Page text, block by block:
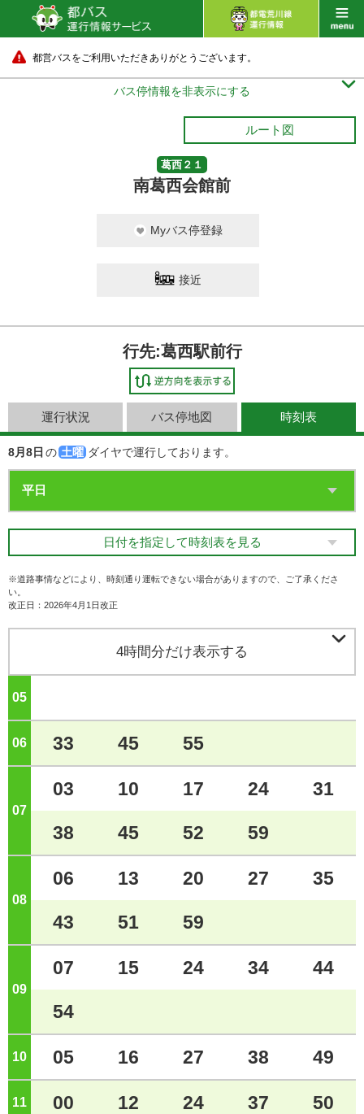
都営バスをご利用いただきありがとうございます。
バス停情報を非表示にする 
ルート図
葛西２１
南葛西会館前
Myバス停登録
接近
行先:葛西駅前行
運行状況 バス停地図 時刻表
8月8日 の 土曜 ダイヤで運行しております。
日付を指定して時刻表を見る
※道路事情などにより、時刻通り運転できない場合がありますので、ご了承くださ
い。
改正日：2026年4月1日改正
4時間分だけ表示する 
05
06 33 45 55
07 ジ
03 10 17 24 31
38 45 52 59
08 ジ
06 13 20 27 35
43 51 59
09 ジ
07 15 24 34 44
54
10 05 16 27 38 49
11 00 12 24 37 50